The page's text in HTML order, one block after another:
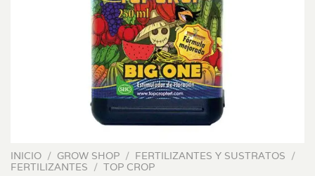
INICIO / GROW SHOP / FERTILIZANTES Y SUSTRATOS /
FERTILIZANTES / TOP CROP